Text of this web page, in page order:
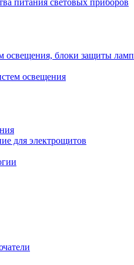
освещения, блоки защиты ламп
освещения
для электрощитов